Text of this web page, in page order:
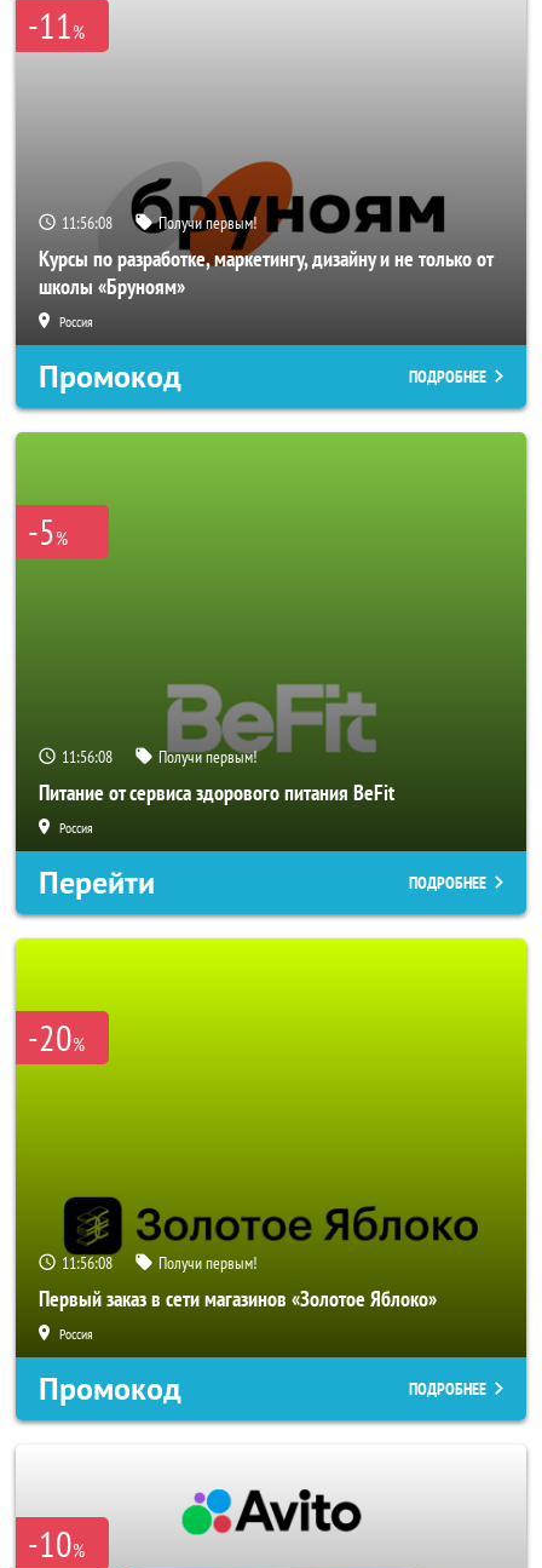
-11%
11:56:06 Получи первым!
Курсы по разработке, маркетингу, дизайну и не только от
школы «Бруноям»
Россия
Промокод ПОДРОБНЕЕ
-5%
11:56:06 Получи первым!
Питание от сервиса здорового питания BeFit
Россия
Перейти ПОДРОБНЕЕ
-20%
11:56:06 Получи первым!
Первый заказ в сети магазинов «Золотое Яблоко»
Россия
Промокод ПОДРОБНЕЕ
-10%